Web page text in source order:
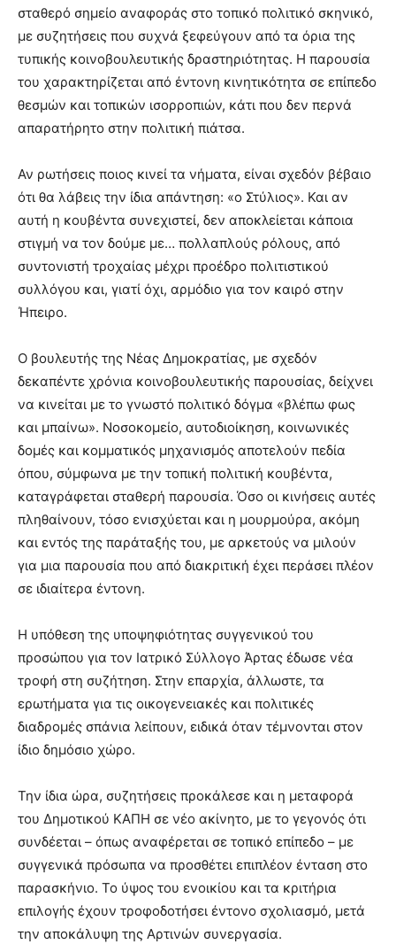
σταθερό σημείο αναφοράς στο τοπικό πολιτικό σκηνικό,
με συζητήσεις που συχνά ξεφεύγουν από τα όρια της
τυπικής κοινοβουλευτικής δραστηριότητας. Η παρουσία
του χαρακτηρίζεται από έντονη κινητικότητα σε επίπεδο
θεσμών και τοπικών ισορροπιών, κάτι που δεν περνά
απαρατήρητο στην πολιτική πιάτσα.
Αν ρωτήσεις ποιος κινεί τα νήματα, είναι σχεδόν βέβαιο
ότι θα λάβεις την ίδια απάντηση: «ο Στύλιος». Και αν
αυτή η κουβέντα συνεχιστεί, δεν αποκλείεται κάποια
στιγμή να τον δούμε με… πολλαπλούς ρόλους, από
συντονιστή τροχαίας μέχρι προέδρο πολιτιστικού
συλλόγου και, γιατί όχι, αρμόδιο για τον καιρό στην
Ήπειρο.
Ο βουλευτής της Νέας Δημοκρατίας, με σχεδόν
δεκαπέντε χρόνια κοινοβουλευτικής παρουσίας, δείχνει
να κινείται με το γνωστό πολιτικό δόγμα «βλέπω φως
και μπαίνω». Νοσοκομείο, αυτοδιοίκηση, κοινωνικές
δομές και κομματικός μηχανισμός αποτελούν πεδία
όπου, σύμφωνα με την τοπική πολιτική κουβέντα,
καταγράφεται σταθερή παρουσία. Όσο οι κινήσεις αυτές
πληθαίνουν, τόσο ενισχύεται και η μουρμούρα, ακόμη
και εντός της παράταξής του, με αρκετούς να μιλούν
για μια παρουσία που από διακριτική έχει περάσει πλέον
σε ιδιαίτερα έντονη.
Η υπόθεση της υποψηφιότητας συγγενικού του
προσώπου για τον Ιατρικό Σύλλογο Άρτας έδωσε νέα
τροφή στη συζήτηση. Στην επαρχία, άλλωστε, τα
ερωτήματα για τις οικογενειακές και πολιτικές
διαδρομές σπάνια λείπουν, ειδικά όταν τέμνονται στον
ίδιο δημόσιο χώρο.
Την ίδια ώρα, συζητήσεις προκάλεσε και η μεταφορά
του Δημοτικού ΚΑΠΗ σε νέο ακίνητο, με το γεγονός ότι
συνδέεται – όπως αναφέρεται σε τοπικό επίπεδο – με
συγγενικά πρόσωπα να προσθέτει επιπλέον ένταση στο
παρασκήνιο. Το ύψος του ενοικίου και τα κριτήρια
επιλογής έχουν τροφοδοτήσει έντονο σχολιασμό, μετά
την αποκάλυψη της Αρτινών συνεργασία.